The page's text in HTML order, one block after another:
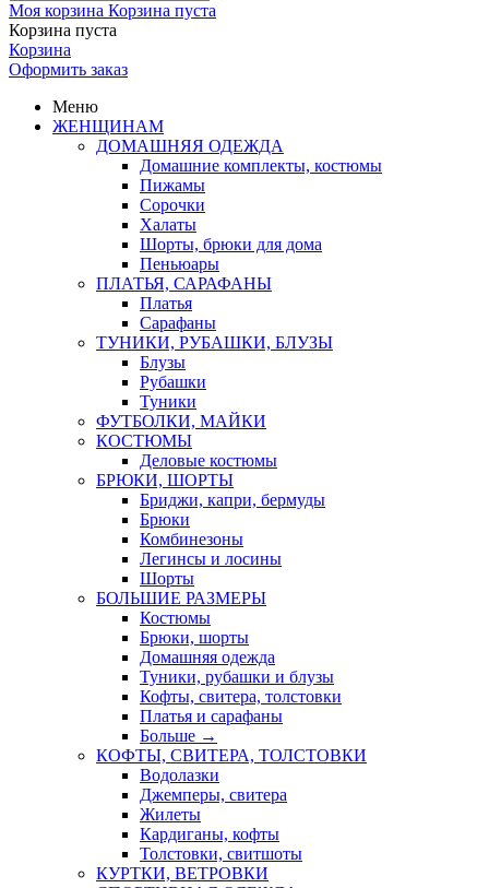
Моя корзина Корзина пуста
Корзина пуста
Корзина
Оформить заказ
Меню
ЖЕНЩИНАМ
ДОМАШНЯЯ ОДЕЖДА
Домашние комплекты, костюмы
Пижамы
Сорочки
Халаты
Шорты, брюки для дома
Пеньюары
ПЛАТЬЯ, САРАФАНЫ
Платья
Сарафаны
ТУНИКИ, РУБАШКИ, БЛУЗЫ
Блузы
Рубашки
Туники
ФУТБОЛКИ, МАЙКИ
КОСТЮМЫ
Деловые костюмы
БРЮКИ, ШОРТЫ
Бриджи, капри, бермуды
Брюки
Комбинезоны
Легинсы и лосины
Шорты
БОЛЬШИЕ РАЗМЕРЫ
Костюмы
Брюки, шорты
Домашняя одежда
Туники, рубашки и блузы
Кофты, свитера, толстовки
Платья и сарафаны
Больше →
КОФТЫ, СВИТЕРА, ТОЛСТОВКИ
Водолазки
Джемперы, свитера
Жилеты
Кардиганы, кофты
Толстовки, свитшоты
КУРТКИ, ВЕТРОВКИ